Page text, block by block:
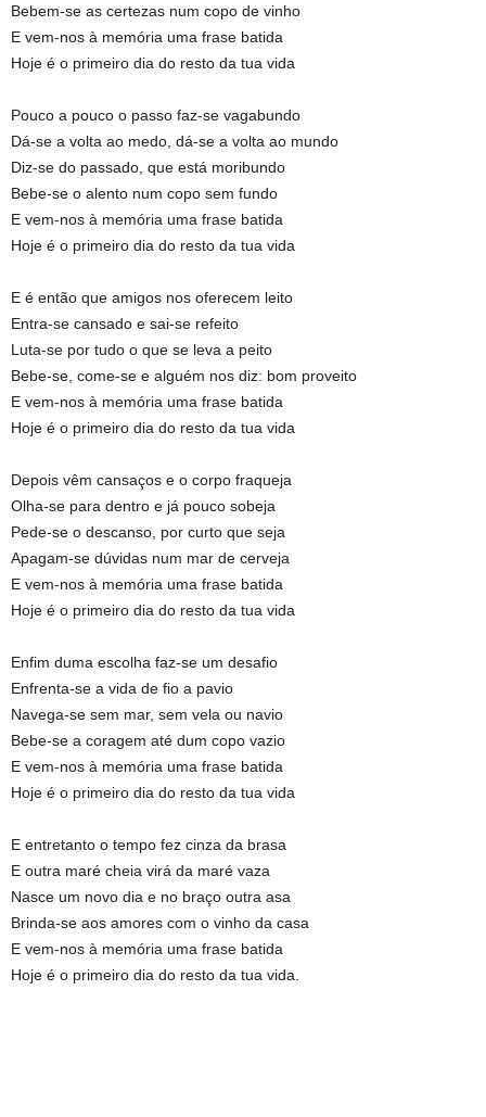
Bebem-se as certezas num copo de vinho
E vem-nos à memória uma frase batida
Hoje é o primeiro dia do resto da tua vida
Pouco a pouco o passo faz-se vagabundo
Dá-se a volta ao medo, dá-se a volta ao mundo
Diz-se do passado, que está moribundo
Bebe-se o alento num copo sem fundo
E vem-nos à memória uma frase batida
Hoje é o primeiro dia do resto da tua vida
E é então que amigos nos oferecem leito
Entra-se cansado e sai-se refeito
Luta-se por tudo o que se leva a peito
Bebe-se, come-se e alguém nos diz: bom proveito
E vem-nos à memória uma frase batida
Hoje é o primeiro dia do resto da tua vida
Depois vêm cansaços e o corpo fraqueja
Olha-se para dentro e já pouco sobeja
Pede-se o descanso, por curto que seja
Apagam-se dúvidas num mar de cerveja
E vem-nos à memória uma frase batida
Hoje é o primeiro dia do resto da tua vida
Enfim duma escolha faz-se um desafio
Enfrenta-se a vida de fio a pavio
Navega-se sem mar, sem vela ou navio
Bebe-se a coragem até dum copo vazio
E vem-nos à memória uma frase batida
Hoje é o primeiro dia do resto da tua vida
E entretanto o tempo fez cinza da brasa
E outra maré cheia virá da maré vaza
Nasce um novo dia e no braço outra asa
Brinda-se aos amores com o vinho da casa
E vem-nos à memória uma frase batida
Hoje é o primeiro dia do resto da tua vida.